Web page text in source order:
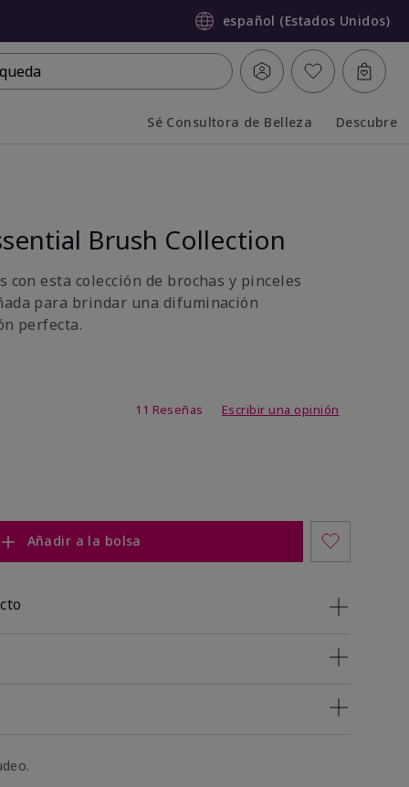
español (Estados Unidos)
Sé Consultora de Belleza Descubre
Brush Collection
con esta colección de brochas y pinceles
para brindar una difuminación
perfecta.
5 de 5
11 Reseñas Escribir una opinión
Añadir a la bolsa